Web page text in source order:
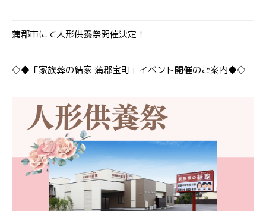
蒲郡市にて人形供養祭開催決定！
◇◆「家族葬の結家 蒲郡宝町」イベント開催のご案内◆◇